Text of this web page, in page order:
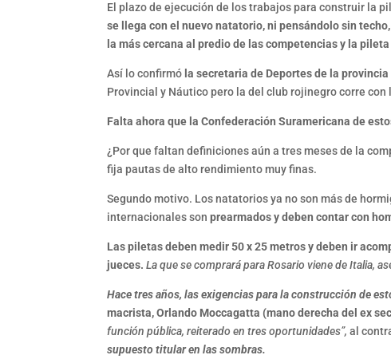
El plazo de ejecución de los trabajos para construir la
se llega con el nuevo natatorio, ni pensándolo sin
la más cercana al predio de las competencias y la
Así lo confirmó la secretaria de Deportes de la
Provincial y Náutico pero la del club rojinegro corre
Falta ahora que la Confederación Suramericana de
¿Por que faltan definiciones aún a tres meses de la
fija pautas de alto rendimiento muy finas.
Segundo motivo. Los natatorios ya no son más de
internacionales sonprearmados y deben contar con
Las piletas deben medir 50 x 25 metros y deben ir
jueces. La que se comprará para Rosario viene de Italia,
Hace tres años, las exigencias para la construcción de
macrista, Orlando Moccagatta (mano derecha del ex
función pública, reiterado en tres oportunidades”, al
supuesto titular en las sombras.